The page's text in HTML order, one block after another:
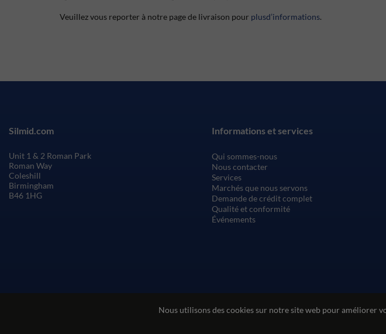
Nous utilisons des cookies sur notre site web pour améliorer
Veuillez vous reporter à notre page de livraison pour plusd’informations.
Informations et services
Qui sommes-nous
Nous contacter
Services
Marchés que nous servons
Demande de crédit complet
Qualité et conformité
Événements
Silmid.com
Unit 1 & 2 Roman Park
Roman Way
Coleshill
Birmingham
B46 1HG